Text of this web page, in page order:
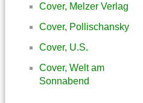
Cover, Melzer Verlag
Cover, Pollischansky
Cover, U.S.
Cover, Welt am
Sonnabend